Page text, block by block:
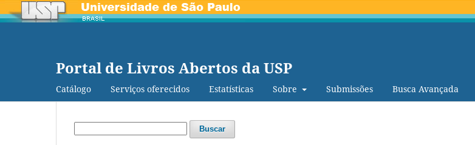
Portal de Livros Abertos da USP
Catálogo Serviços oferecidos Estatísticas Sobre Submissões Busca Avançada
Buscar